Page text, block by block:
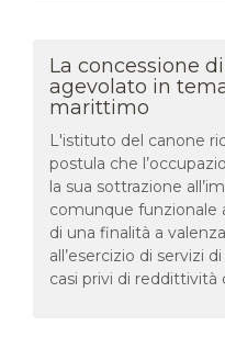
La concessione
agevolato in
marittimo
L'istituto del canone
postula che
la sua sottrazione
comunque
di una finalità a
all’esercizio di servizi
casi privi di reddittività